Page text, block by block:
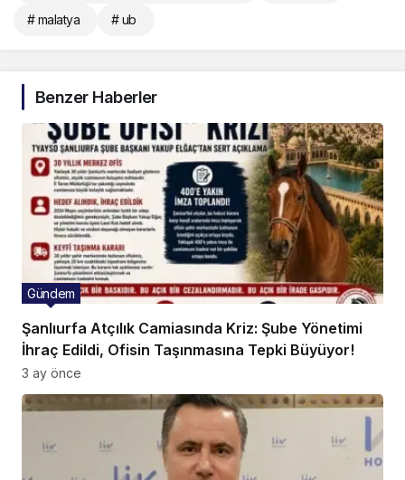
# malatya # ub
Benzer Haberler
Şanlıurfa Atçılık Camiasında Kriz: Şube Yönetimi
İhraç Edildi, Ofisin Taşınmasına Tepki Büyüyor!
Gündem
3 ay önce